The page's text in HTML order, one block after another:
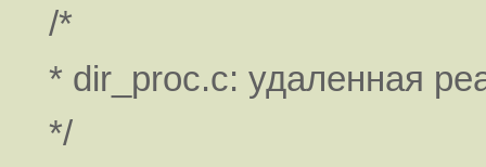
/*
* dir_proc.c: удаленная
*/